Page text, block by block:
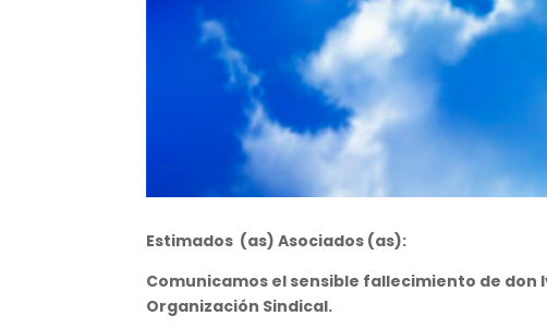
Estimados (as) Asociados (as):
Comunicamos el sensible fallecimiento de don
Organización Sindical.